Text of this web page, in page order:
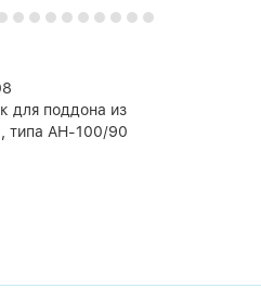
для поддона из
типа AH-100/90